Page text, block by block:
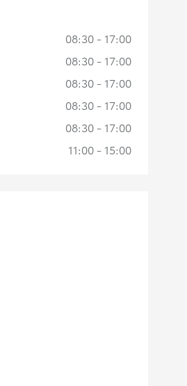
08:30 - 17:00
08:30 - 17:00
08:30 - 17:00
08:30 - 17:00
08:30 - 17:00
11:00 - 15:00